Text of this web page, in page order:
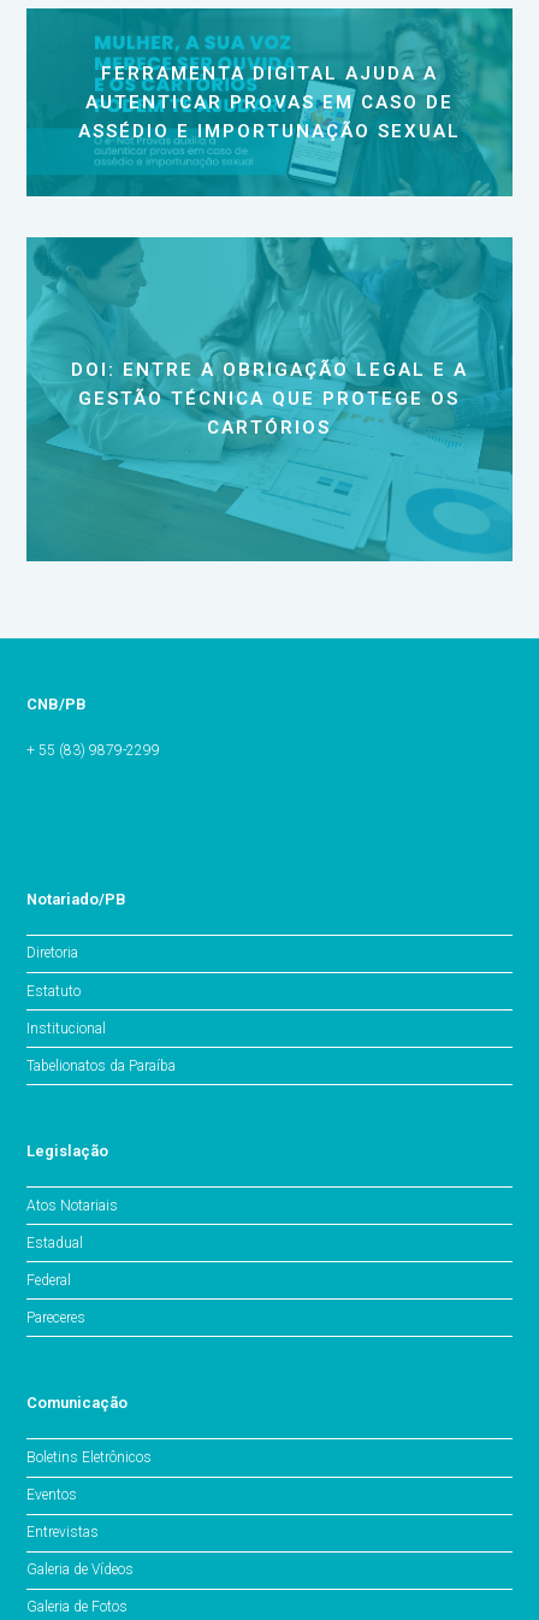
FERRAMENTA DIGITAL AJUDA A
AUTENTICAR PROVAS EM CASO DE
ASSÉDIO E IMPORTUNAÇÃO SEXUAL
DOI: ENTRE A OBRIGAÇÃO LEGAL E A
GESTÃO TÉCNICA QUE PROTEGE OS
CARTÓRIOS
CNB/PB
+ 55 (83) 9879-2299
Notariado/PB
Diretoria
Estatuto
Institucional
Tabelionatos da Paraíba
Legislação
Atos Notariais
Estadual
Federal
Pareceres
Comunicação
Boletins Eletrônicos
Eventos
Entrevistas
Galeria de Vídeos
Galeria de Fotos